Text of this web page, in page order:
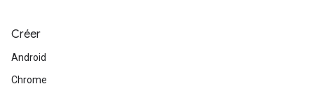
Créer
Android
Chrome